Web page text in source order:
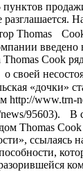
пунктов
Thomas
введено
Cook
своей
«дочки»
http://www.trn-
95603). В
Thomas
ссылаясь